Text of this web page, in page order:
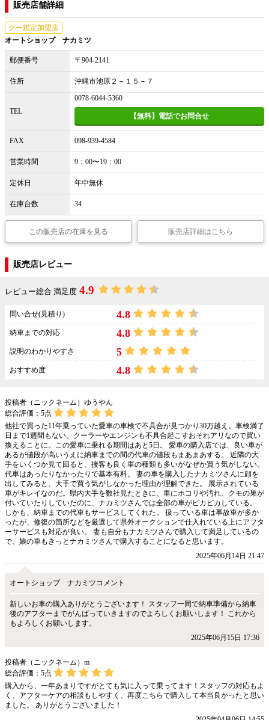
販売店舗詳細
グー鑑定加盟店
オートショップ ナカミツ
郵便番号 〒904-2141
住所 沖縄市池原２－１５－７
TEL
0078-6044-5360
【無料】電話でお問合せ
FAX 098-939-4584
営業時間 9：00〜19：00
定休日 年中無休
在庫台数 34
この販売店の在庫を見る 販売店詳細はこちら
販売店レビュー
レビュー総合 満足度 4.9
問い合せ(見積り) 4.8
納車までの対応 4.8
説明のわかりやすさ 5
おすすめ度 4.8
投稿者（ニックネーム）ゆうやん
総合評価： 5点
他社で買った11年乗っていた愛車の車検で不具合が見つかり30万越え。車検満了
日まで1週間もない。クーラーやエンジンも不具合起こすおそれアリなので買い
換えることに。この愛車に乗れる期間はあと5日。 愛車の購入店では、良い車が
あるが値段が高いうえに納車までの間の代車の値段もまあまあする。 近隣の大
手をいくつか見て回ると、接客も良く車の種類も多いがなぜか買う気がしない。
代車はあったりなかったりで基本有料。 妻の車を購入したナカミツさんに顔を
出してみると、大手で買う気がしなかった理由が理解できた。 展示されている
車がキレイなのだ。県内大手を数社見たときに、車にホコリや汚れ、クモの巣が
付いていたりしていたのに、ナカミツさんでは全部の車がピカピカしている。
しかも、納車までの代車もサービスしてくれた。 扱っている車は事故車が多か
ったが、修復の箇所などを厳選して県外オークションで仕入れている上にアフタ
ーサービスも対応が良い。 妻も自分もナカミツさんで購入して満足しているの
で、娘の車もきっとナカミツさんで購入することになると思います。
2025年06月14日 21:47
オートショップ ナカミツコメント
新しいお車の購入ありがとうございます！ スタッフ一同で納車準備から納車
後のアフターまでがんばっていきますのでよろしくお願いします！ これから
もよろしくお願いします。
2025年06月15日 17:36
投稿者（ニックネーム）m
総合評価： 5点
購入から、一年あまりですがとても気に入って乗ってます！スタッフの対応もよ
く、アフターケアの相談もしやすく、再度こちらで購入して本当良かったと思い
ました。 ありがとうございました！